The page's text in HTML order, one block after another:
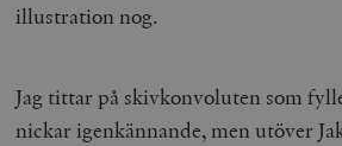
illustration nog.
Jag tittar på skivkonvoluten som
nickar igenkännande, men utöver
_hjFirstSeen